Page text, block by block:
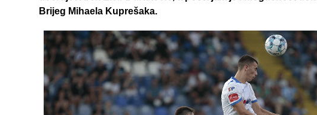
Brijeg Mihaela Kuprešaka.